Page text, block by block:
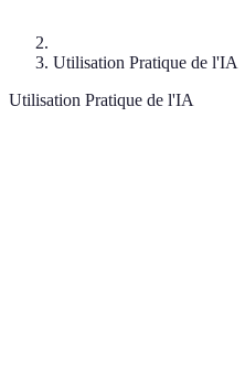
Utilisation Pratique de l'IA
Utilisation Pratique de l'IA